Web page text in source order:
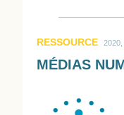
RESSOURCE 2020,
MÉDIAS